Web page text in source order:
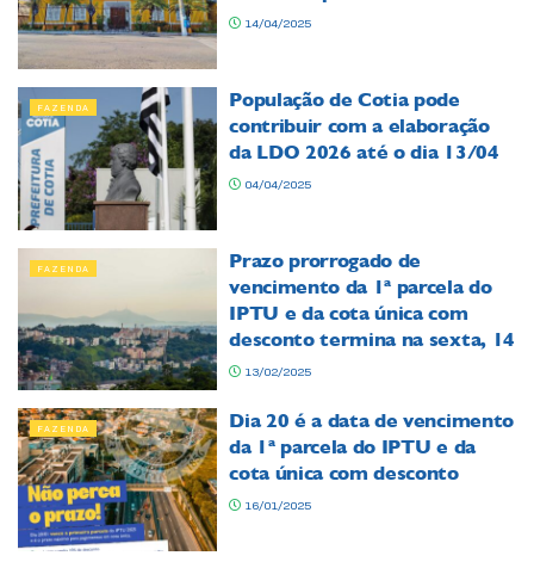
14/04/2025
FAZENDA
População de Cotia pode
contribuir com a elaboração
da LDO 2026 até o dia 13/04
04/04/2025
FAZENDA
Prazo prorrogado de
vencimento da 1ª parcela do
IPTU e da cota única com
desconto termina na sexta, 14
13/02/2025
FAZENDA
Dia 20 é a data de vencimento
da 1ª parcela do IPTU e da
cota única com desconto
16/01/2025